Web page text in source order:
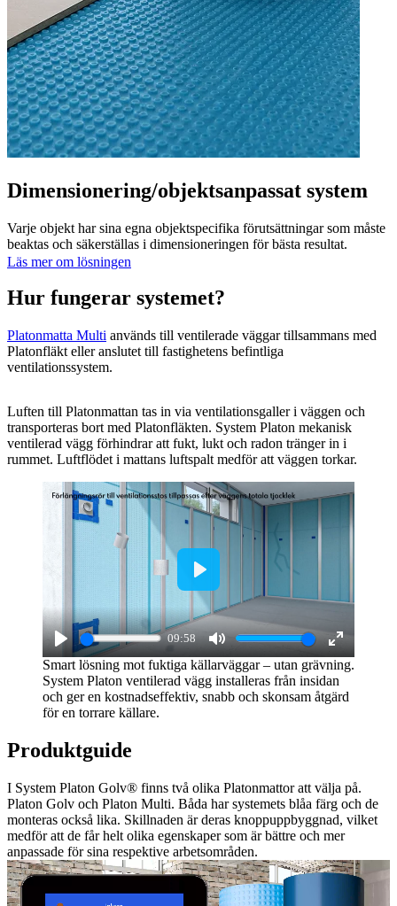
Dimensionering/objektsanpassat system
Varje objekt har sina egna objektspecifika förutsättningar som måste
beaktas och säkerställas i dimensioneringen för bästa resultat.
Läs mer om lösningen
Hur fungerar systemet?
Platonmatta Multi används till ventilerade väggar tillsammans med
Platonfläkt eller anslutet till fastighetens befintliga
ventilationssystem.
Luften till Platonmattan tas in via ventilationsgaller i väggen och
transporteras bort med Platonfläkten. System Platon mekanisk
ventilerad vägg förhindrar att fukt, lukt och radon tränger in i
rummet. Luftflödet i mattans luftspalt medför att väggen torkar.
Play
09:58
Mute
Enter
fullscreen
Play
Smart lösning mot fuktiga källarväggar – utan grävning.
System Platon ventilerad vägg installeras från insidan
och ger en kostnadseffektiv, snabb och skonsam åtgärd
för en torrare källare.
Produktguide
I System Platon Golv® finns två olika Platonmattor att välja på.
Platon Golv och Platon Multi. Båda har systemets blåa färg och de
monteras också lika. Skillnaden är deras knoppuppbyggnad, vilket
medför att de får helt olika egenskaper som är bättre och mer
anpassade för sina respektive arbetsområden.